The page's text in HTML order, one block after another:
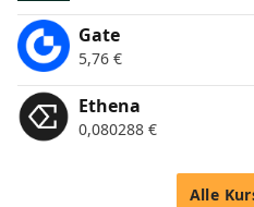
Gate
5,76 €
Ethena
0,080288 €
Alle